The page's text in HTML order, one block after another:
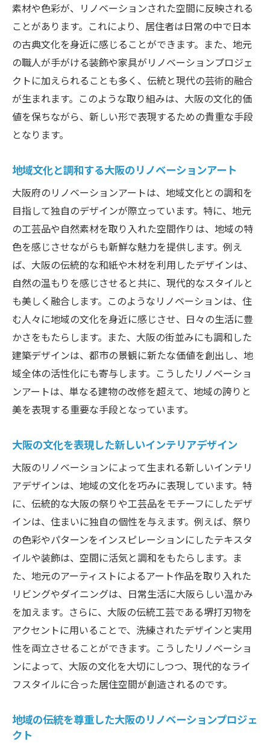
素材や色彩が、リノベーションされた空間に反映される
ことがあります。これにより、居住者は日常の中で日本
の古典文化を身近に感じることができます。また、地元
の職人が手がける装飾や家具がリノベーションプロジェ
クトに加えられることも多く、伝統と現代の芸術的融合
が生まれます。このような取り組みは、大阪の文化的価
値を保ちながら、新しい形で表現するための貴重な手段
となります。
地域文化と調和する大阪のリノベーションアート
大阪府のリノベーションアートは、地域文化との調和を
目指して独自のデザインが際立っています。特に、地元
の工芸品や自然素材を取り入れた空間作りは、地域の特
色を感じさせながらも新鮮な魅力を提供します。例え
ば、大阪の伝統的な和紙や木材を利用したデザインは、
自然の温もりを感じさせると共に、現代的なスタイルと
も美しく融合します。このようなリノベーションは、住
む人々に地域の文化を身近に感じさせ、日々の生活に豊
かさをもたらします。また、大阪の街並みにも調和した
建築デザインは、都市の景観に新たな価値を創出し、地
域全体の活性化にも寄与します。こうしたリノベーショ
ンアートは、単なる建物の改修を超えて、地域の誇りと
美を表現する重要な手段となっています。
大阪の文化を表現した新しいインテリアデザイン
大阪のリノベーションによって生まれる新しいインテリ
アデザインは、地域の文化を巧みに表現しています。特
に、伝統的な大阪の祭りや工芸品をモチーフにしたデザ
インは、住まいに独自の個性を与えます。例えば、祭り
の色彩やパターンをインスピレーションにしたテキスタ
イルや装飾は、空間に活気と調和をもたらします。ま
た、地元のアーティストによるアート作品を取り入れた
リビングやダイニングは、日常生活に大阪らしい温かみ
を加えます。さらに、大阪の伝統工芸である堺打刃物を
アクセントに用いることで、洗練されたデザインと実用
性を両立させることができます。こうしたリノベーショ
ンによって、大阪の文化を大切にしつつ、現代的なライ
フスタイルに合った居住空間が創造されるのです。
地域の伝統を尊重した大阪のリノベーションプロジェ
クト